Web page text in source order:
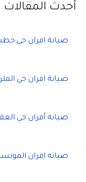
أحدث المقالات
صيانة افران حي
صيانة افران حي
صيانة أفران حي
صيانه افران